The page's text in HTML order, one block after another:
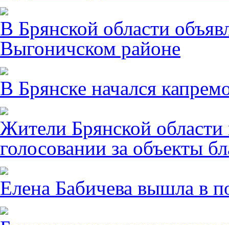
В Брянской области
Выгоничском районе
В Брянске начался
Жители Брянской области
голосовании за объекты
Елена Бабичева вышла в